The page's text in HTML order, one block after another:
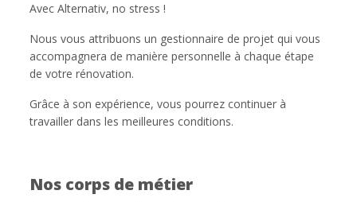
Avec Alternativ, no stress !
Nous vous attribuons un gestionnaire de projet qui vous
accompagnera de manière personnelle à chaque étape
de votre rénovation.
Grâce à son expérience, vous pourrez continuer à
travailler dans les meilleures conditions.
Nos corps de métier